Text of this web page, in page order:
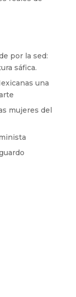
por la sed:
sáfica.
una
mujeres del